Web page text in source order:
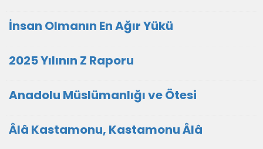
İnsan Olmanın En Ağır Yükü
2025 Yılının Z Raporu
Anadolu Müslümanlığı ve Ötesi
Âlâ Kastamonu, Kastamonu Âlâ